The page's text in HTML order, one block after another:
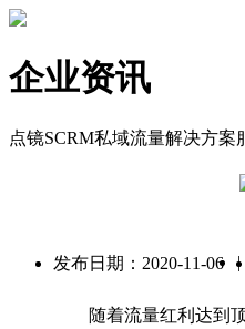
企业资讯
点镜SCRM私域流量解决方案
发布日期：2020-11-06 |
随着流量红利达到顶